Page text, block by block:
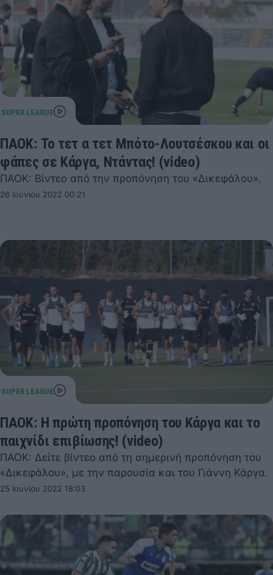
ΠΑΟΚ: Το τετ α τετ Μπότο-Λουτσέσκου και οι
φάπες σε Κάργα, Ντάντας! (video)
ΠΑΟΚ: Βίντεο από την προπόνηση του «Δικεφάλου».
26 Ιουνίου 2022 00:21
ΠΑΟΚ: Η πρώτη προπόνηση του Κάργα και το
παιχνίδι επιβίωσης! (video)
ΠΑΟΚ: Δείτε βίντεο από τη σημερινή προπόνηση του
«Δικεφάλου», με την παρουσία και του Γιάννη Κάργα.
25 Ιουνίου 2022 18:03